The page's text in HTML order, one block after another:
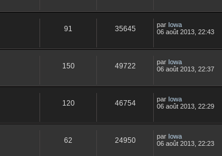
91 35645 par Iowa
06 août 2013, 22:43
150 49722 par Iowa
06 août 2013, 22:37
120 46754 par Iowa
06 août 2013, 22:29
62 24950 par Iowa
06 août 2013, 22:23